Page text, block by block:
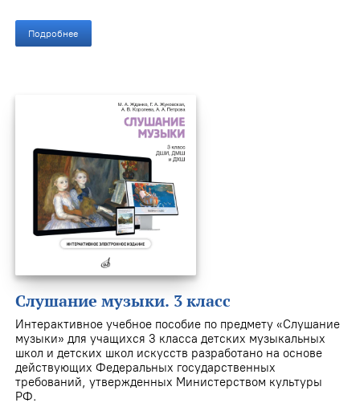
Подробнее
Слушание музыки. 3 класс
Интерактивное учебное пособие по предмету «Слушание
музыки» для учащихся 3 класса детских музыкальных
школ и детских школ искусств разработано на основе
действующих Федеральных государственных
требований, утвержденных Министерством культуры
РФ.